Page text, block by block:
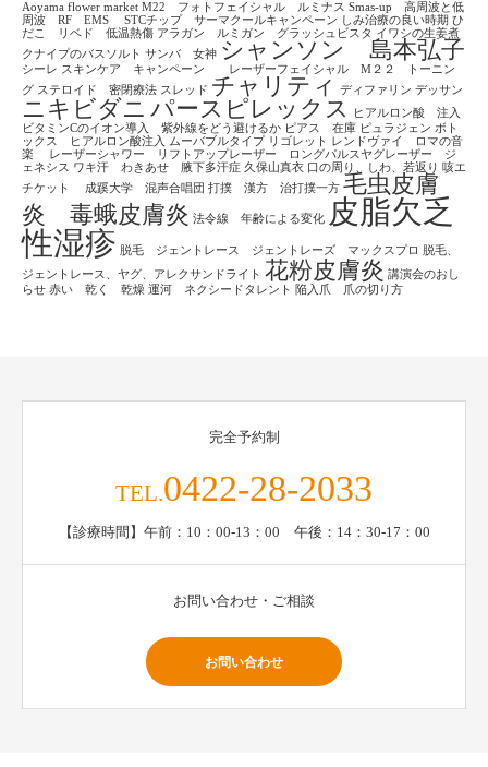
Aoyama flower market M22 フォトフェイシャル ルミナス Smas-up 高周波と低
周波 RF EMS
STCチップ サーマクールキャンペーン しみ治療の良い時期 ひ
だこ リベド 低温熱傷 アラガン ルミガン グラッシュビスタ イワシの生姜煮
クナイプのバスソルト サンバ 女神 シャンソン 島本弘子
シーレ スキンケア キャンペーン レーザーフェイシャル M２２ トーニン
グ ステロイド 密閉療法 スレッド チャリティ ディファリン デッサン
ニキビダニ パースピレックス
ヒアルロン酸 注入
ビタミンCのイオン導入 紫外線をどう避けるか ピアス 在庫 ピュラジェン ボト
ックス ヒアルロン酸注入
ムーバブルタイプ リゴレット レンドヴァイ ロマの音
楽
レーザーシャワー リフトアップレーザー ロングパルスヤグレーザー ジ
ェネシス ワキ汗 わきあせ 腋下多汗症 久保山真衣 口の周り、しわ、若返り 咳エ
チケット
成蹊大学 混声合唱団 打撲 漢方 治打撲一方 毛虫皮膚
炎 毒蛾皮膚炎 法令線 年齢による変化
皮脂欠乏
性湿疹 脱毛 ジェントレース ジェントレーズ マックスプロ
脱毛、
ジェントレース、ヤグ、アレクサンドライト 花粉皮膚炎 講演会のおし
らせ 赤い 乾く 乾燥 運河 ネクシードタレント 陥入爪 爪の切り方
完全予約制
TEL.0422-28-2033
【診療時間】午前：10：00-13：00 午後：14：30-17：00
お問い合わせ・ご相談
お問い合わせ